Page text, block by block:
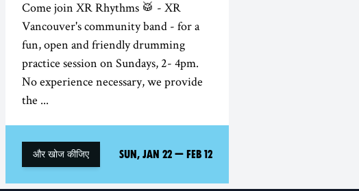
Come join XR Rhythms 🥁 - XR
Vancouver's community band - for a
fun, open and friendly drumming
practice session on Sundays, 2- 4pm.
No experience necessary, we provide
the ...
और खोज कीजिए Sun, Jan 22 — Feb 12